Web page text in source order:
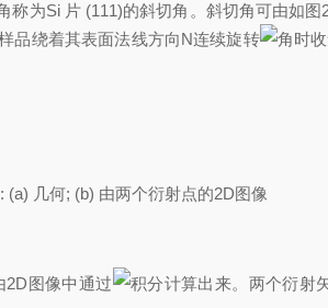
为Si 片 (111)的斜切角。斜切角可由如
品绕着其表面法线方向N连续旋转 角时
(a) 几何; (b) 由两个衍射点的2D图像
2D图像中通过 积分计算出来。两个衍射